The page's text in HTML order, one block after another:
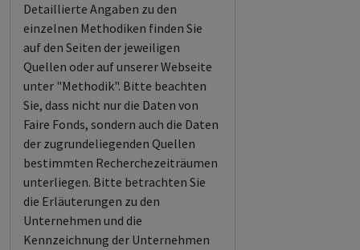
Detaillierte Angaben zu den
einzelnen Methodiken finden Sie
auf den Seiten der jeweiligen
Quellen oder auf unserer Webseite
unter "Methodik". Bitte beachten
Sie, dass nicht nur die Daten von
Faire Fonds, sondern auch die Daten
der zugrundeliegenden Quellen
bestimmten Recherchezeiträumen
unterliegen. Bitte betrachten Sie
die Erläuterungen zu den
Unternehmen und die
Kennzeichnung der Unternehmen